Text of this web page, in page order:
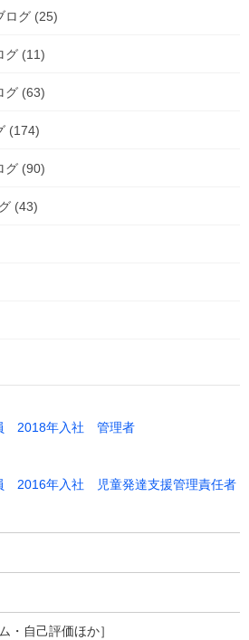
番に入れていきます。
ログ (25)
グ (11)
グ (63)
(174)
グ (90)
(43)
2018年入社 管理者
2016年入社 児童発達支援管理責任者
・自己評価ほか］